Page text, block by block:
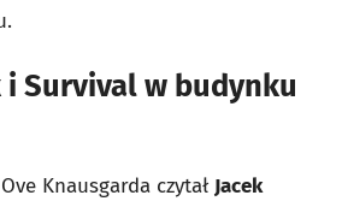
i Survival w budynku
Knausgarda czytał Jacek